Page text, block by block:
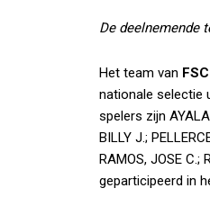
De deelnemende
Het team van
nationale selectie
spelers zijn AYALA,
BILLY J.;
RAMOS, JOSE C.;
geparticipeerd in